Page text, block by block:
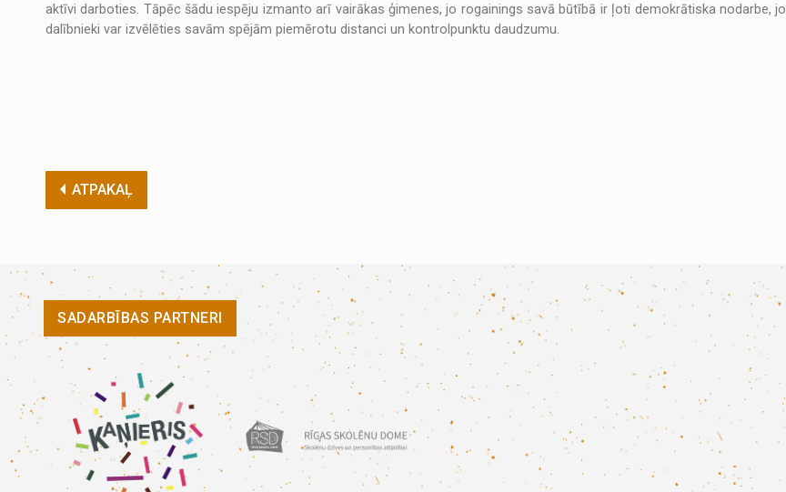
aktīvi darboties. Tāpēc šādu iespēju izmanto arī vairākas ģimenes, jo rogainings savā būtībā ir ļoti demokrātiska nodarbe, jo
dalībnieki var izvēlēties savām spējām piemērotu distanci un kontrolpunktu daudzumu.
ATPAKAĻ
SADARBĪBAS PARTNERI